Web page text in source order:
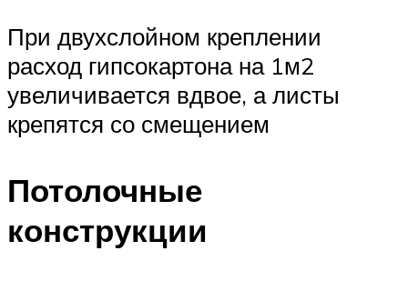
При двухслойном креплении
расход гипсокартона на 1м2
увеличивается вдвое, а листы
крепятся со смещением
Потолочные
конструкции